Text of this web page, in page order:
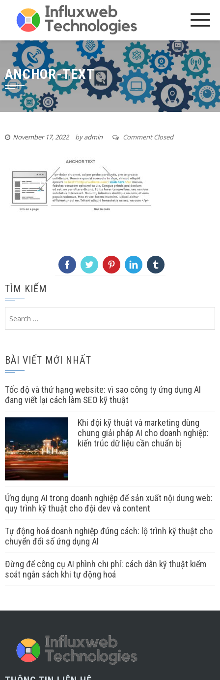
content
ANCHOR-TEXT
November 17, 2022 byadmin Comment Closed
TÌM KIẾM
BÀI VIẾT MỚI NHẤT
Tốc độ và thứ hạng website: vì sao công ty ứng dụng AI
đang viết lại cách làm SEO kỹ thuật
Khi đội kỹ thuật và marketing dùng
chung giải pháp AI cho doanh nghiệp:
kiến trúc dữ liệu cần chuẩn bị
Ứng dụng AI trong doanh nghiệp để sản xuất nội dung web:
quy trình kỹ thuật cho đội dev và content
Tự động hoá doanh nghiệp đúng cách: lộ trình kỹ thuật cho
chuyển đổi số ứng dụng AI
Đừng để công cụ AI phình chi phí: cách dân kỹ thuật kiểm
soát ngân sách khi tự động hoá